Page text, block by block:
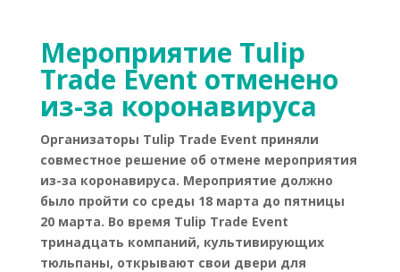
Мероприятие Tulip
Trade Event отменено
из-за коронавируса
Организаторы Tulip Trade Event приняли
совместное решение об отмене мероприятия
из-за коронавируса. Мероприятие должно
было пройти со среды 18 марта до пятницы
20 марта. Во время Tulip Trade Event
тринадцать компаний, культивирующих
тюльпаны, открывают свои двери для